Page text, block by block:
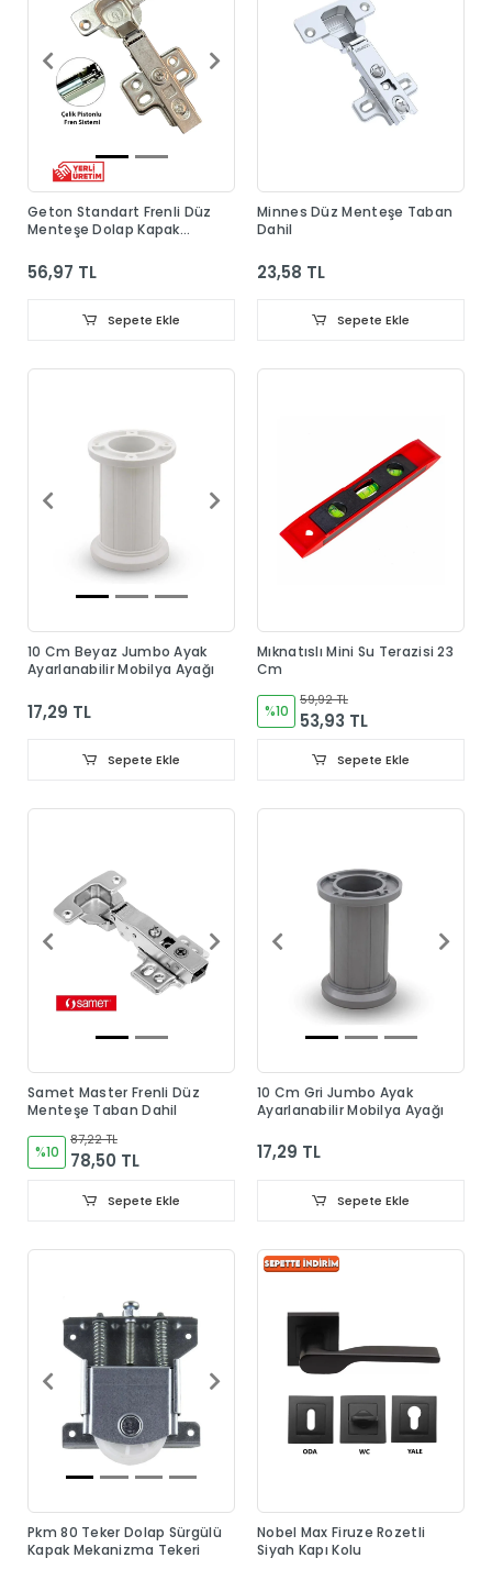
Geton Standart Frenli Düz
Menteşe Dolap Kapak
56,97 TL
Sepete Ekle
Minnes Düz Menteşe Taban
Dahil
23,58 TL
Sepete Ekle
10 Cm Beyaz Jumbo Ayak
Ayarlanabilir Mobilya Ayağı
17,29 TL
Sepete Ekle
Mıknatıslı Mini Su Terazisi 23
Cm
%10
59,92 TL
53,93 TL
Sepete Ekle
Samet Master Frenli Düz
Menteşe Taban Dahil
%10
87,22 TL
78,50 TL
Sepete Ekle
10 Cm Gri Jumbo Ayak
Ayarlanabilir Mobilya Ayağı
17,29 TL
Sepete Ekle
Pkm 80 Teker Dolap Sürgülü
Kapak Mekanizma Tekeri
Nobel Max Firuze Rozetli
Siyah Kapı Kolu